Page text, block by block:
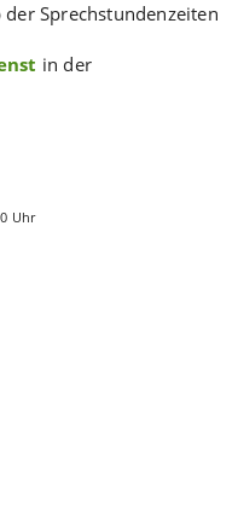
Sprechstundenzeiten
in der
Uhr